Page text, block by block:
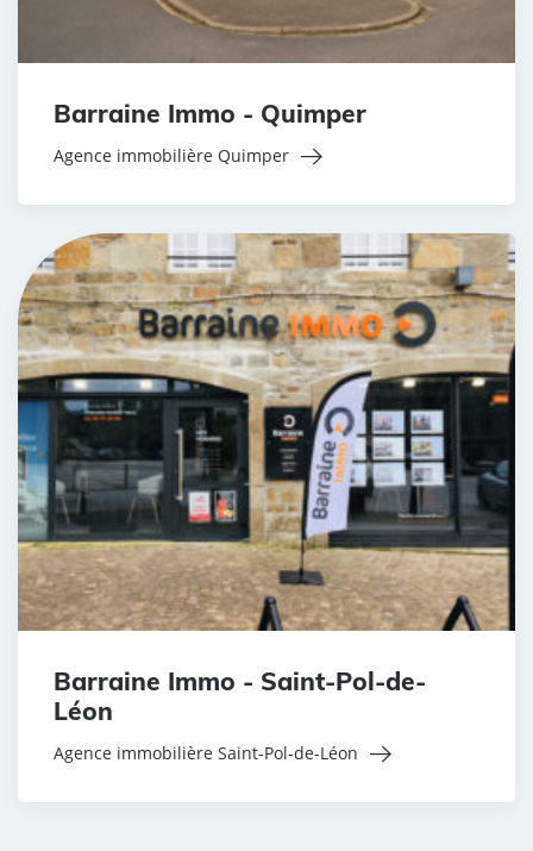
Barraine Immo - Quimper
Agence immobilière Quimper
Barraine Immo - Saint-Pol-de-
Léon
Agence immobilière Saint-Pol-de-Léon